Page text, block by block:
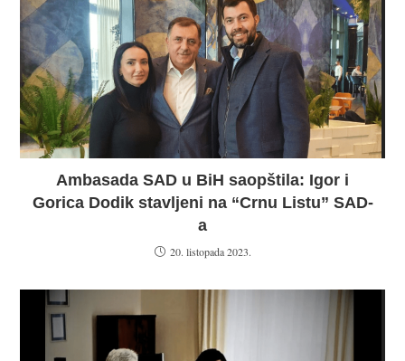
Ambasada SAD u BiH saopštila: Igor i
Gorica Dodik stavljeni na “Crnu Listu” SAD-
a
20. listopada 2023.